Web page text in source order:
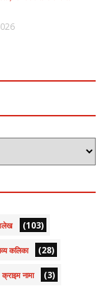
(103)
कलिका (28)
क्राइम नामा (3)